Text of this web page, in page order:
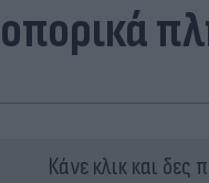
Κάνε κλικ και δες